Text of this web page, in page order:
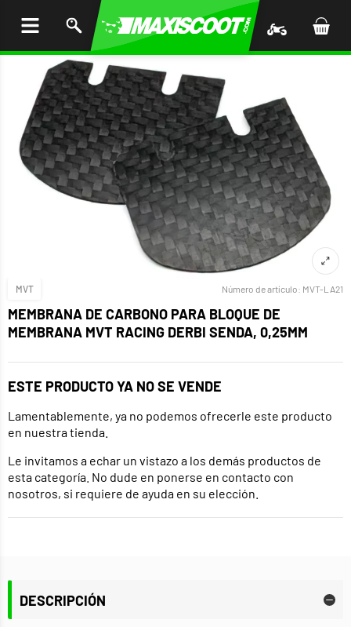
MVT Número de artículo: MVT-LA21
MEMBRANA DE CARBONO PARA BLOQUE DE
MEMBRANA MVT RACING DERBI SENDA, 0,25MM
ESTE PRODUCTO YA NO SE VENDE
Lamentablemente, ya no podemos ofrecerle este producto
en nuestra tienda.
Le invitamos a echar un vistazo a los demás productos de
esta categoría. No dude en ponerse en contacto con
nosotros, si requiere de ayuda en su elección.
DESCRIPCIÓN